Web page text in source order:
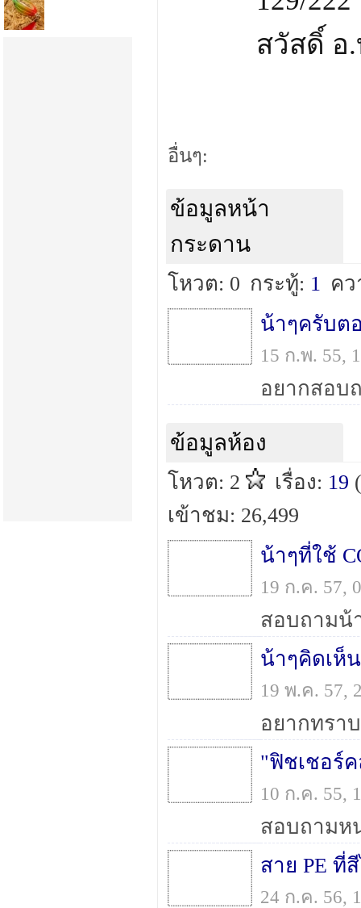
สวัสดิ์ อ
อื่นๆ:
ข้อมูลหน้า
กระดาน
โหวต: 0 กระทู้: 1 ค
15 ก.พ. 55,
ข้อมูลห้อง
โหวต: 2 เรื่อง: 19
เข้าชม: 26,499
น้าๆที่ใช้
19 ก.ค. 57,
19 พ.ค. 57,
"ฟิชเชอร์
10 ก.ค. 55,
สาย PE ที่
24 ก.ค. 56,